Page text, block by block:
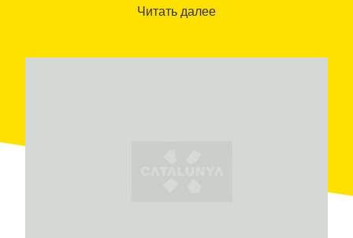
сюда можно добраться по
размерами, поэтому стоит оставить машину с
Читать далее